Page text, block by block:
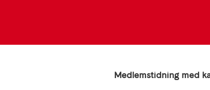
Medlemstidning med